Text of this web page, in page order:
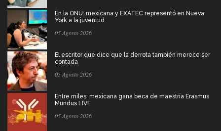
En la ONU: mexicana y EXATEC representó en Nueva
York a la juventud
05 Agosto 2026
El escritor que dice que la derrota también merece ser
contada
05 Agosto 2026
Entre miles: mexicana gana beca de maestría Erasmus
Mundus LIVE
05 Agosto 2026